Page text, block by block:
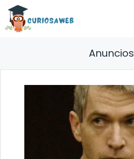
Saltar
contenido
Anuncios